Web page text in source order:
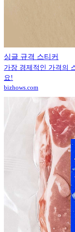
싱글 규격 스티커
가장 경제적인 가격의
요!
bizhows.com